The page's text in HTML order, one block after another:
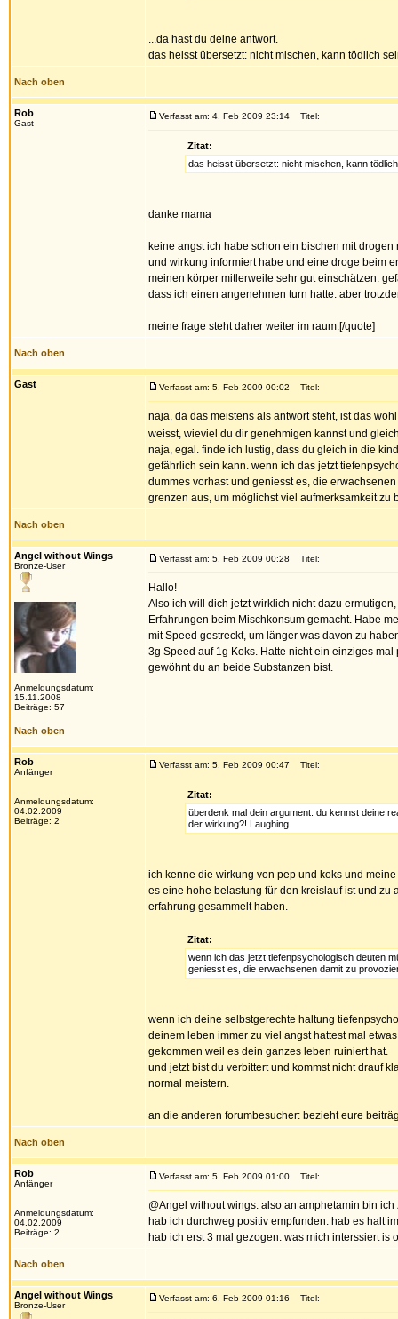
...da hast du deine antwort.
das heisst übersetzt: nicht mischen, kann tödlich
Nach oben
Rob
Gast
Verfasst am: 4. Feb 2009 23:14 Titel:
Zitat:
das heisst übersetzt: nicht mischen, kann
danke mama
keine angst ich habe schon ein bischen mit
und wirkung informiert habe und eine droge beim
meinen körper mitlerweile sehr gut einschätzen.
dass ich einen angenehmen turn hatte. aber
meine frage steht daher weiter im raum.[/quote]
Nach oben
Gast Verfasst am: 5. Feb 2009 00:02 Titel:
naja, da das meistens als antwort steht, ist das
weisst, wieviel du dir genehmigen kannst und
naja, egal. finde ich lustig, dass du gleich in die
gefährlich sein kann. wenn ich das jetzt
dummes vorhast und geniesst es, die
grenzen aus, um möglichst viel aufmerksamkeit zu
Nach oben
Angel without Wings
Bronze-User
Anmeldungsdatum:
15.11.2008
Beiträge: 57
Verfasst am: 5. Feb 2009 00:28 Titel:
Hallo!
Also ich will dich jetzt wirklich nicht dazu
Erfahrungen beim Mischkonsum gemacht. Habe
mit Speed gestreckt, um länger was davon zu
3g Speed auf 1g Koks. Hatte nicht ein einziges
gewöhnt du an beide Substanzen bist.
Nach oben
Rob
Anfänger
Anmeldungsdatum:
04.02.2009
Beiträge: 2
Verfasst am: 5. Feb 2009 00:47 Titel:
Zitat:
überdenk mal dein argument: du kennst deine
der wirkung?! Laughing
ich kenne die wirkung von pep und koks und
es eine hohe belastung für den kreislauf ist und
erfahrung gesammelt haben.
Zitat:
wenn ich das jetzt tiefenpsychologisch deuten
geniesst es, die erwachsenen damit zu
wenn ich deine selbstgerechte haltung
deinem leben immer zu viel angst hattest mal
gekommen weil es dein ganzes leben ruiniert hat.
und jetzt bist du verbittert und kommst nicht drauf
normal meistern.
an die anderen forumbesucher: bezieht eure
Nach oben
Rob
Anfänger
Anmeldungsdatum:
04.02.2009
Beiträge: 2
Verfasst am: 5. Feb 2009 01:00 Titel:
@Angel without wings: also an amphetamin bin
hab ich durchweg positiv empfunden. hab es halt
hab ich erst 3 mal gezogen. was mich interssiert
Nach oben
Angel without Wings
Bronze-User
Verfasst am: 6. Feb 2009 01:16 Titel: